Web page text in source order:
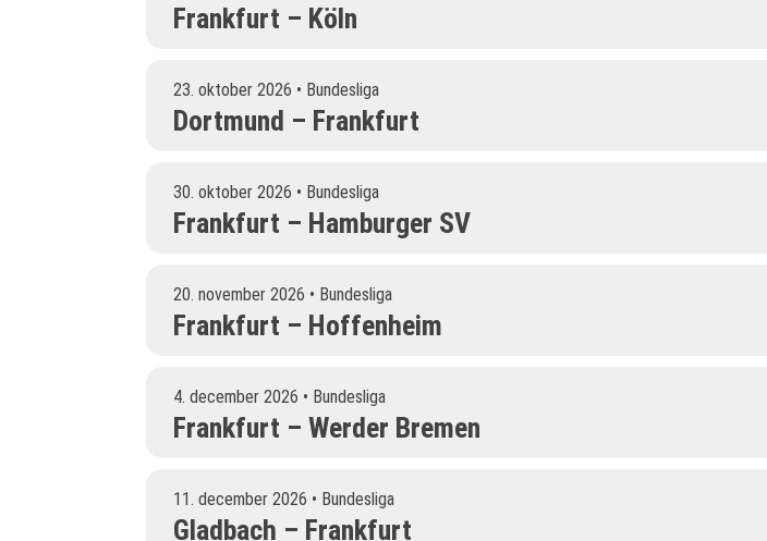
Frankfurt – Köln
23. oktober 2026 • Bundesliga
Dortmund – Frankfurt
30. oktober 2026 • Bundesliga
Frankfurt – Hamburger SV
20. november 2026 • Bundesliga
Frankfurt – Hoffenheim
4. december 2026 • Bundesliga
Frankfurt – Werder Bremen
11. december 2026 • Bundesliga
Gladbach – Frankfurt